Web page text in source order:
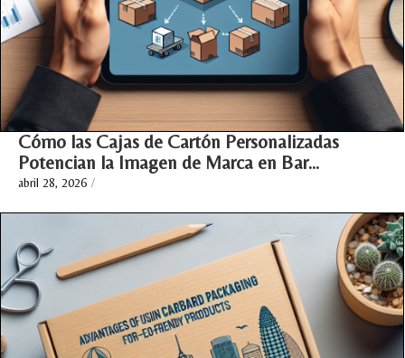
Cómo las Cajas de Cartón Personalizadas
Potencian la Imagen de Marca en Bar…
abril 28, 2026 /